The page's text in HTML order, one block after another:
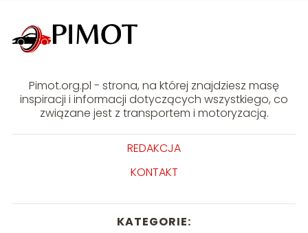
Pimot.org.pl - strona, na której znajdziesz masę
inspiracji i informacji dotyczących wszystkiego, co
związane jest z transportem i motoryzacją.
REDAKCJA
KONTAKT
KATEGORIE: